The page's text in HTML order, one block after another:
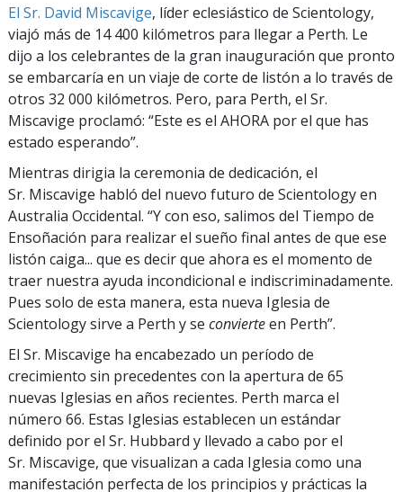
El Sr. David Miscavige, líder eclesiástico de Scientology,
viajó más de 14 400 kilómetros para llegar a Perth. Le
dijo a los celebrantes de la gran inauguración que pronto
se embarcaría en un viaje de corte de listón a lo través de
otros 32 000 kilómetros. Pero, para Perth, el Sr.
Miscavige proclamó: “Este es el AHORA por el que has
estado esperando”.
Mientras dirigia la ceremonia de dedicación, el
Sr. Miscavige habló del nuevo futuro de Scientology en
Australia Occidental. “Y con eso, salimos del Tiempo de
Ensoñación para realizar el sueño final antes de que ese
listón caiga... que es decir que ahora es el momento de
traer nuestra ayuda incondicional e indiscriminadamente.
Pues solo de esta manera, esta nueva Iglesia de
Scientology sirve a Perth y se convierteen Perth”.
El Sr. Miscavige ha encabezado un período de
crecimiento sin precedentes con la apertura de 65
nuevas Iglesias en años recientes. Perth marca el
número 66. Estas Iglesias establecen un estándar
definido por el Sr. Hubbard y llevado a cabo por el
Sr. Miscavige, que visualizan a cada Iglesia como una
manifestación perfecta de los principios y prácticas la